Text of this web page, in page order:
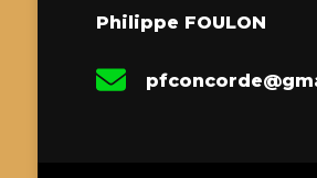
Philippe FOULON